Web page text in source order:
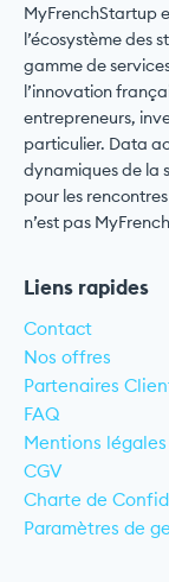
MyFrenchStartup
l’écosystème des
gamme de
l’innovation
entrepreneurs,
particulier. Data
dynamiques de la
pour les
n’est pas
Liens rapides
Contact
Nos offres
Partenaires
FAQ
Mentions légales
CGV
Charte de
Paramètres de